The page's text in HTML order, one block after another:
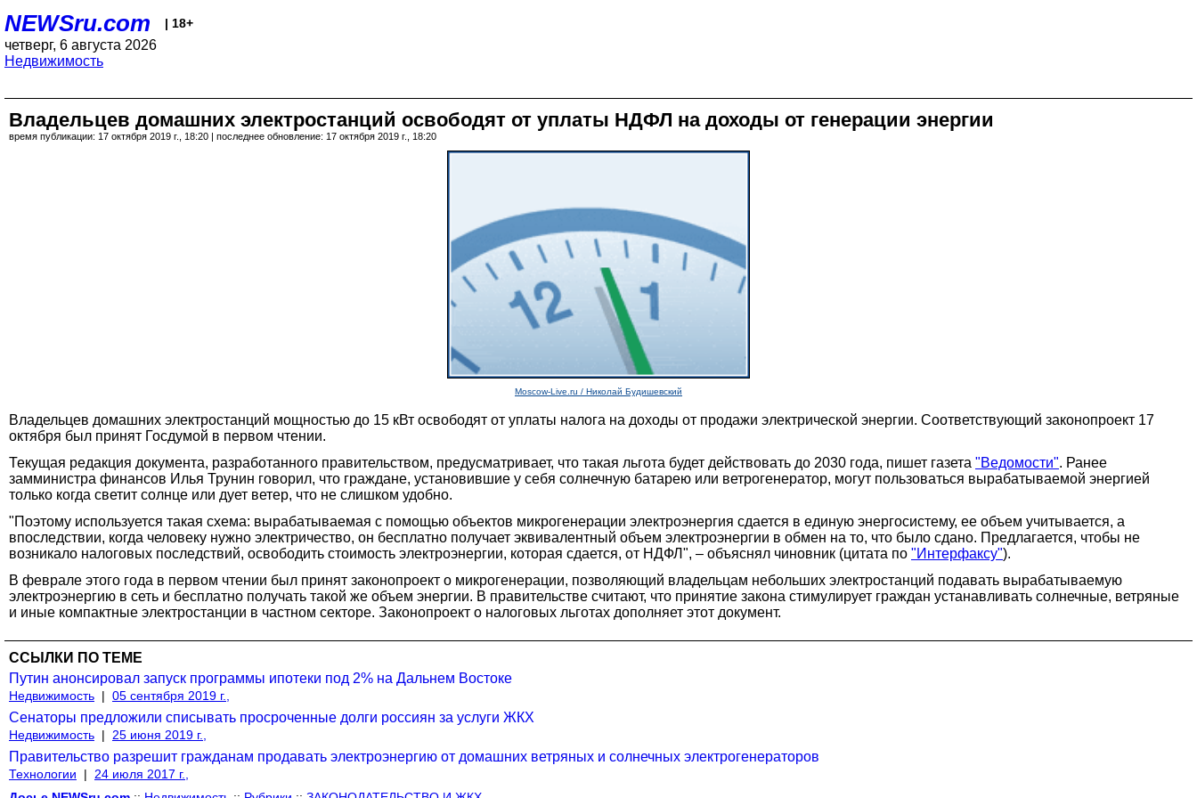
NEWSru.com | 18+
четверг, 6 августа 2026
Недвижимость
Владельцев домашних электростанций освободят от уплаты НДФЛ на доходы от генерации энергии
время публикации: 17 октября 2019 г., 18:20 | последнее обновление: 17 октября 2019 г., 18:20
Moscow-Live.ru / Николай Будишевский
Владельцев домашних электростанций мощностью до 15 кВт освободят от уплаты налога на доходы от продажи электрической энергии. Соответствующий законопроект 17
октября был принят Госдумой в первом чтении.
Текущая редакция документа, разработанного правительством, предусматривает, что такая льгота будет действовать до 2030 года, пишет газета "Ведомости". Ранее
замминистра финансов Илья Трунин говорил, что граждане, установившие у себя солнечную батарею или ветрогенератор, могут пользоваться вырабатываемой энергией
только когда светит солнце или дует ветер, что не слишком удобно.
"Поэтому используется такая схема: вырабатываемая с помощью объектов микрогенерации электроэнергия сдается в единую энергосистему, ее объем учитывается, а
впоследствии, когда человеку нужно электричество, он бесплатно получает эквивалентный объем электроэнергии в обмен на то, что было сдано. Предлагается, чтобы не
возникало налоговых последствий, освободить стоимость электроэнергии, которая сдается, от НДФЛ", – объяснял чиновник (цитата по "Интерфаксу").
В феврале этого года в первом чтении был принят законопроект о микрогенерации, позволяющий владельцам небольших электростанций подавать вырабатываемую
электроэнергию в сеть и бесплатно получать такой же объем энергии. В правительстве считают, что принятие закона стимулирует граждан устанавливать солнечные, ветряные
и иные компактные электростанции в частном секторе. Законопроект о налоговых льготах дополняет этот документ.
ССЫЛКИ ПО ТЕМЕ
Путин анонсировал запуск программы ипотеки под 2% на Дальнем Востоке
Недвижимость | 05 сентября 2019 г.,
Сенаторы предложили списывать просроченные долги россиян за услуги ЖКХ
Недвижимость | 25 июня 2019 г.,
Правительство разрешит гражданам продавать электроэнергию от домашних ветряных и солнечных электрогенераторов
Технологии |
24 июля 2017 г.,